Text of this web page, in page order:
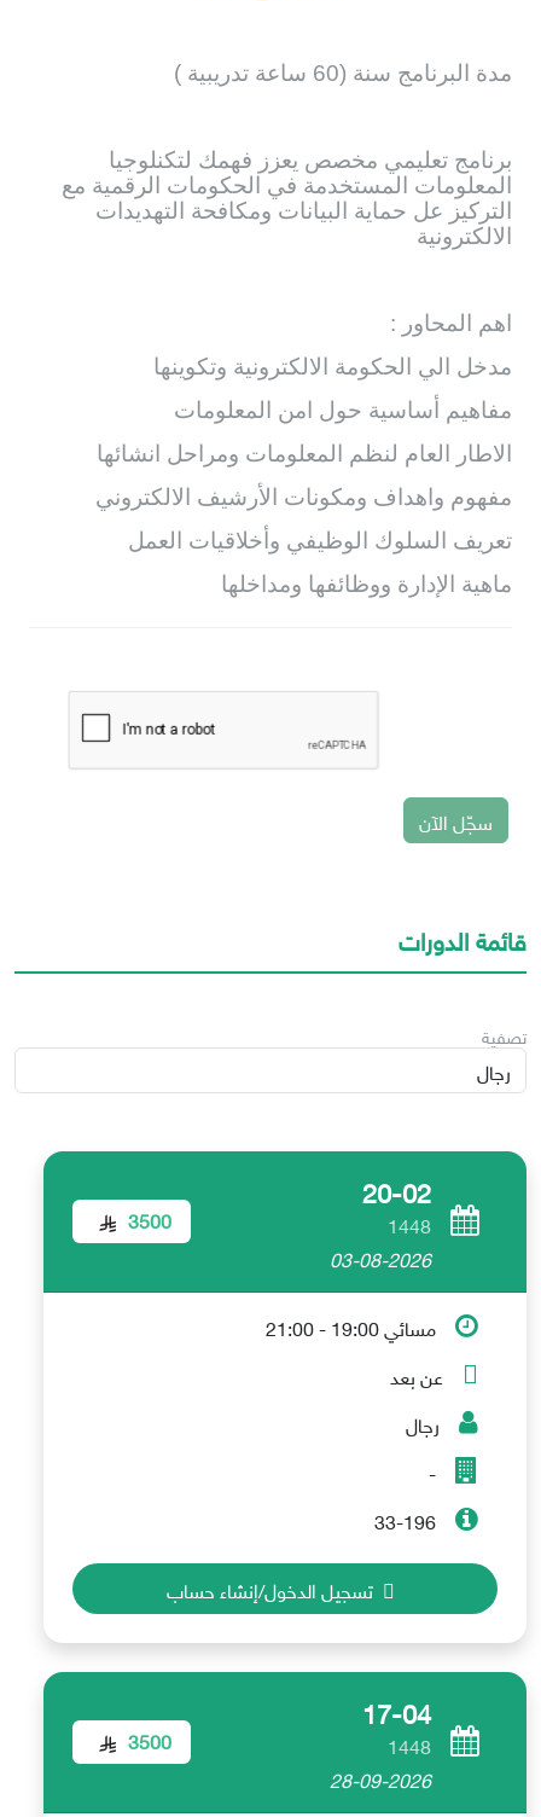
مدة البرنامج سنة (60 ساعة تدريبية )
برنامج تعليمي مخصص يعزز فهمك لتكنلوجيا
المعلومات المستخدمة في الحكومات الرقمية مع
التركيز عل حماية البيانات ومكافحة التهديدات
الالكترونية
اهم المحاور :
مدخل الي الحكومة الالكترونية وتكوينها
مفاهيم أساسية حول امن المعلومات
الاطار العام لنظم المعلومات ومراحل انشائها
مفهوم واهداف ومكونات الأرشيف الالكتروني
تعريف السلوك الوظيفي وأخلاقيات العمل
ماهية الإدارة ووظائفها ومداخلها
سجّل الآن
قائمة الدورات
تصفية
20-02
1448
03-08-2026
3500
مسائي 19:00 - 21:00
عن بعد
رجال
-
33-196
تسجيل الدخول/إنشاء حساب
17-04
1448
28-09-2026
3500